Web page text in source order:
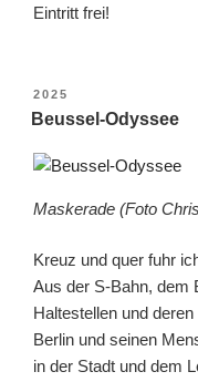
Eintritt frei!
VERÖFFENTLICHT
AM
2025
Beussel-Odyssee
Maskerade (Foto
Kreuz und quer fuhr
Aus der S-Bahn, dem
Haltestellen und
Berlin und seinen
in der Stadt und dem